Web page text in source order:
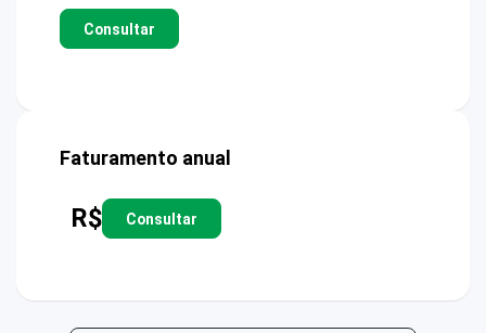
Consultar
Faturamento anual
R$ Consultar